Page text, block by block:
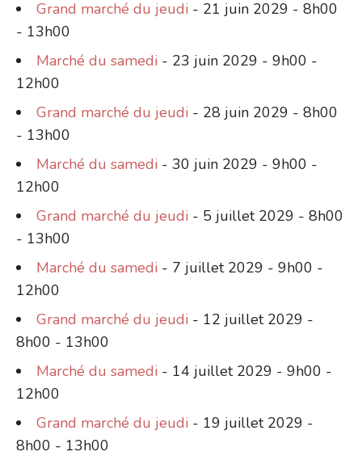
Grand marché du jeudi - 21 juin 2029 - 8h00
- 13h00
Marché du samedi - 23 juin 2029 - 9h00 -
12h00
Grand marché du jeudi - 28 juin 2029 - 8h00
- 13h00
Marché du samedi - 30 juin 2029 - 9h00 -
12h00
Grand marché du jeudi - 5 juillet 2029 - 8h00
- 13h00
Marché du samedi - 7 juillet 2029 - 9h00 -
12h00
Grand marché du jeudi - 12 juillet 2029 -
8h00 - 13h00
Marché du samedi - 14 juillet 2029 - 9h00 -
12h00
Grand marché du jeudi - 19 juillet 2029 -
8h00 - 13h00